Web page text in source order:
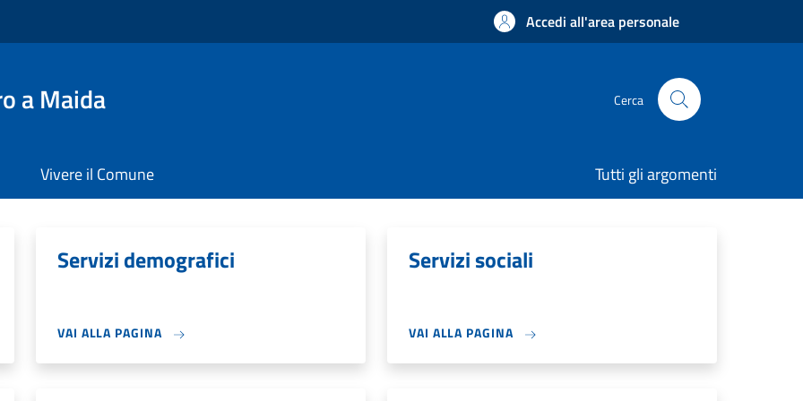
Accedi all'area personale
a Maida Cerca
Vivere il Comune Tutti gli argomenti
Servizi demografici
VAI ALLA PAGINA
Servizi sociali
VAI ALLA PAGINA